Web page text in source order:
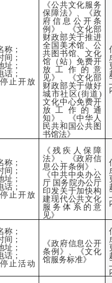
称；
间；
址；
话；
止开放
《公共文化服务
保障法》、《政
府信息公开条
例》、《文化部
财政部关于推进
全国美术馆、公
共图书馆、文化
馆（站）免费开
放工作的意
见》、《文化部
财政部关于做好
城市社区(街道)
文化中心免费开
放工作的通
知》、《中华人
民共和国公共图
书馆法》
称；
间；
址；
话；
止开放
《残疾人保障
法》、《政府信
息公开条例》、
《中共中央办公
厅 国务院办公厅
印发关于加快构
建现代公共文化
服务体系的意
见》
称；
间；
址；
话；
止活动
《政府信息公开
条例》、《文化
馆服务标准》